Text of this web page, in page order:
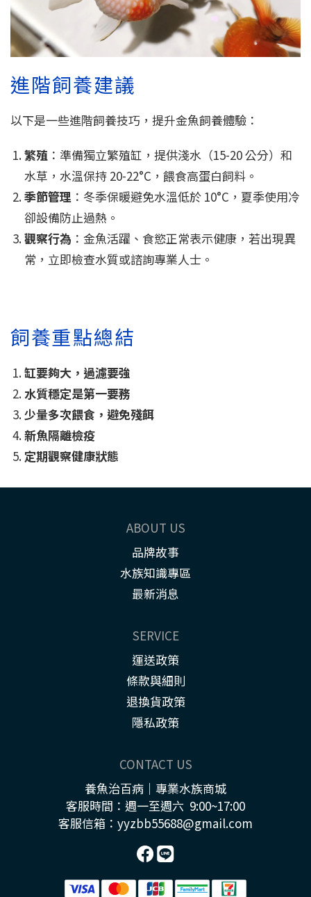
進階飼養建議
以下是一些進階飼養技巧，提升金魚飼養體驗：
繁殖 ：準備獨立繁殖缸，提供淺水（15-20 公分）和
水草，水溫保持 20-22°C，餵食高蛋白飼料。
季節管理 ：冬季保暖避免水溫低於 10°C，夏季使用冷
卻設備防止過熱。
觀察行為 ：金魚活躍、食慾正常表示健康，若出現異
常，立即檢查水質或諮詢專業人士。
飼養重點總結
缸要夠大，過濾要強
水質穩定是第一要務
少量多次餵食，避免殘餌
新魚隔離檢疫
定期觀察健康狀態
ABOUT US
品牌故事
水族知識專區
最新消息
SERVICE
運送政策
條款與細則
退換貨政策
隱私政策
CONTACT US
養魚治百病｜專業水族商城
客服時間：週一至週六 9:00~17:00
客服信箱：yyzbb55688@gmail.com